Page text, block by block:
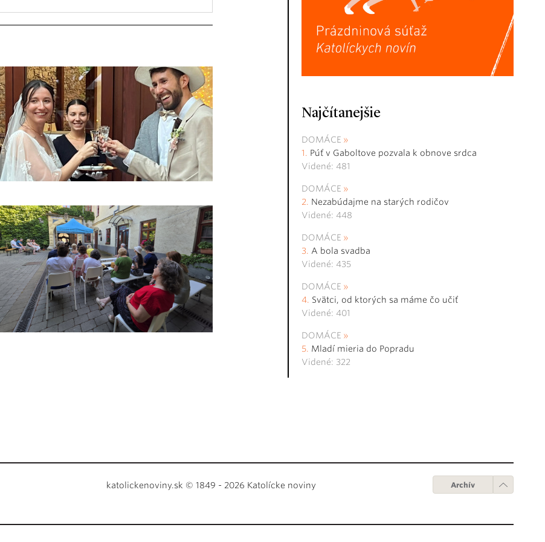
Najčítanejšie
DOMÁCE
Púť v Gaboltove pozvala k obnove srdca
Videné: 481
DOMÁCE
Nezabúdajme na starých rodičov
Videné: 448
DOMÁCE
A bola svadba
Videné: 435
DOMÁCE
Svätci, od ktorých sa máme čo učiť
Videné: 401
DOMÁCE
Mladí mieria do Popradu
Videné: 322
katolickenoviny.sk © 1849 - 2026 Katolícke noviny Archív